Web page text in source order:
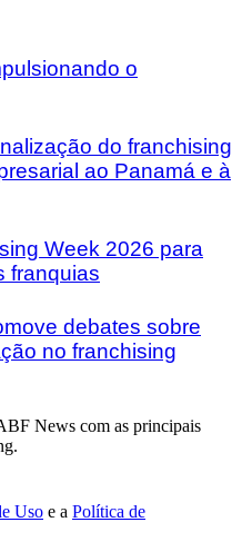
o
do franchising
ao Panamá e à
Week 2026 para
franquias
debates sobre
no franchising
News com as principais
Uso e a Política de